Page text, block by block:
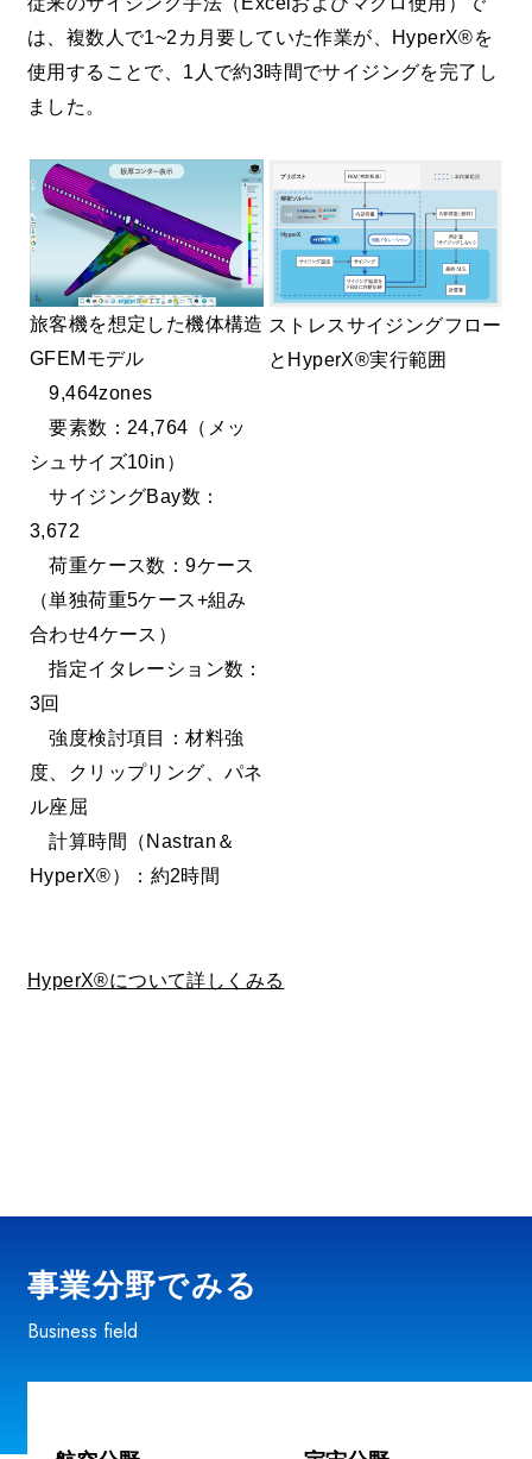
は、複数人で1~2カ月要していた作業が、HyperX®を
使用することで、1人で約3時間でサイジングを完了し
ました。
旅客機を想定した機体構造
GFEMモデル
9,464zones
要素数：24,764（メッ
シュサイズ10in）
サイジングBay数：
3,672
荷重ケース数：9ケース
（単独荷重5ケース+組み
合わせ4ケース）
指定イタレーション数：
3回
強度検討項目：材料強
度、クリップリング、パネ
ル座屈
計算時間（Nastran＆
HyperX®）：約2時間
ストレスサイジングフロー
とHyperX®実行範囲
HyperX®について詳しくみる
事業分野でみる
Business field